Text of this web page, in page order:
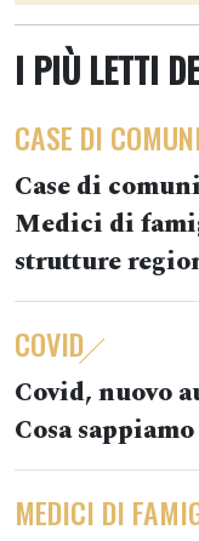
I PIÙ LETTI
CASE DI
Case di
Medici di
strutture
COVID
Covid, nuovo
Cosa sappiamo
MEDICI DI